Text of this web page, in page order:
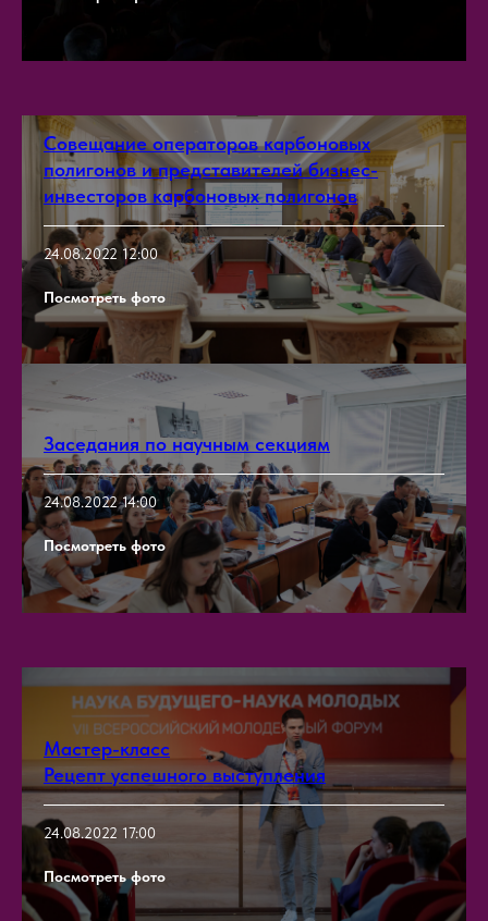
Совещание операторов карбоновых
полигонов и представителей бизнес-
инвесторов карбоновых полигонов
24.08.2022 12:00
Посмотреть фото
Заседания по научным секциям
24.08.2022 14:00
Посмотреть фото
Мастер-класс
Рецепт успешного выступления
24.08.2022 17:00
Посмотреть фото